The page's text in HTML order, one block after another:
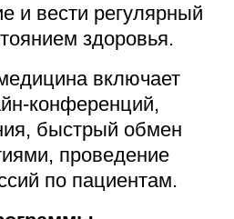
и вести регулярный
здоровья.
включает
конференций,
быстрый обмен
проведение
по пациентам.